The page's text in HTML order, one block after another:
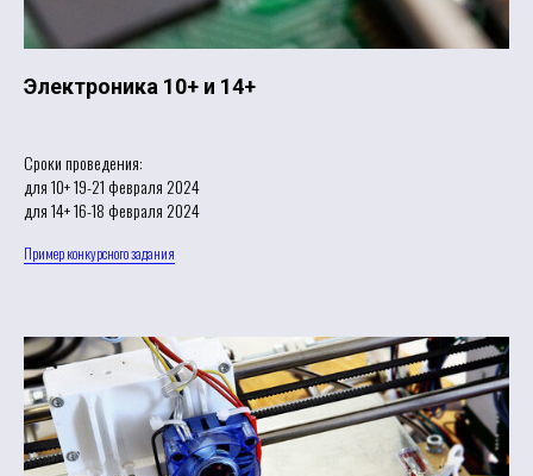
Электроника 10+ и 14+
Сроки проведения:
для 10+ 19-21 февраля 2024
для 14+ 16-18 февраля 2024
Пример конкурсного задания